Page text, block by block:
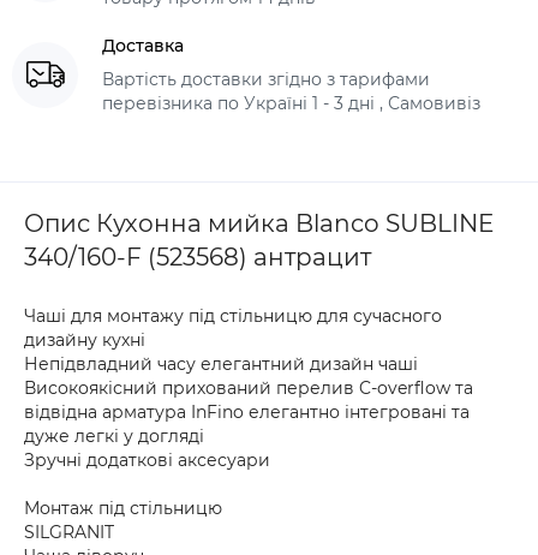
Доставка
Вартість доставки згідно з тарифами
перевізника по Україні 1 - 3 дні , Самовивіз
Опис Кухонна мийка Blanco SUBLINE
340/160-F (523568) антрацит
Чаші для монтажу під стільницю для сучасного
дизайну кухні
Непідвладний часу елегантний дизайн чаші
Високоякісний прихований перелив C-overflow та
відвідна арматура InFino елегантно інтегровані та
дуже легкі у догляді
Зручні додаткові аксесуари
Монтаж під стільницю
SILGRANIT